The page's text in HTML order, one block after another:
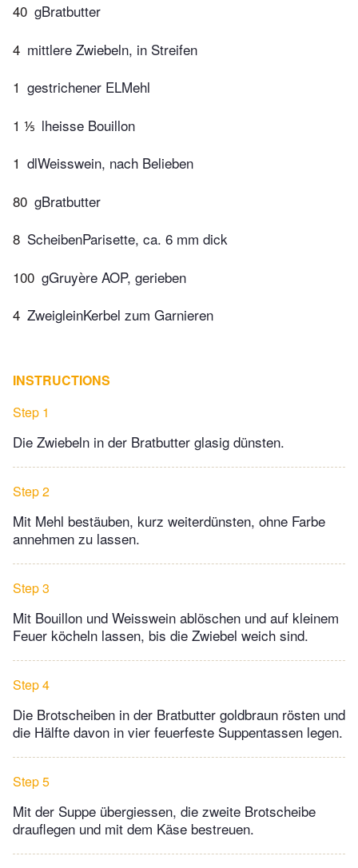
40 gBratbutter
4 mittlere Zwiebeln, in Streifen
1 gestrichener ELMehl
1 ⅕ lheisse Bouillon
1 dlWeisswein, nach Belieben
80 gBratbutter
8 ScheibenParisette, ca. 6 mm dick
100 gGruyère AOP, gerieben
4 ZweigleinKerbel zum Garnieren
INSTRUCTIONS
Step 1
Die Zwiebeln in der Bratbutter glasig dünsten.
Step 2
Mit Mehl bestäuben, kurz weiterdünsten, ohne Farbe
annehmen zu lassen.
Step 3
Mit Bouillon und Weisswein ablöschen und auf kleinem
Feuer köcheln lassen, bis die Zwiebel weich sind.
Step 4
Die Brotscheiben in der Bratbutter goldbraun rösten und
die Hälfte davon in vier feuerfeste Suppentassen legen.
Step 5
Mit der Suppe übergiessen, die zweite Brotscheibe
drauflegen und mit dem Käse bestreuen.